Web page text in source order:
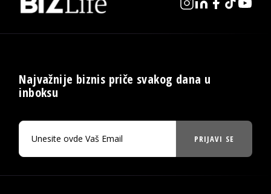
Najvažnije biznis priče svakog dana u
inboksu
PRIJAVI SE